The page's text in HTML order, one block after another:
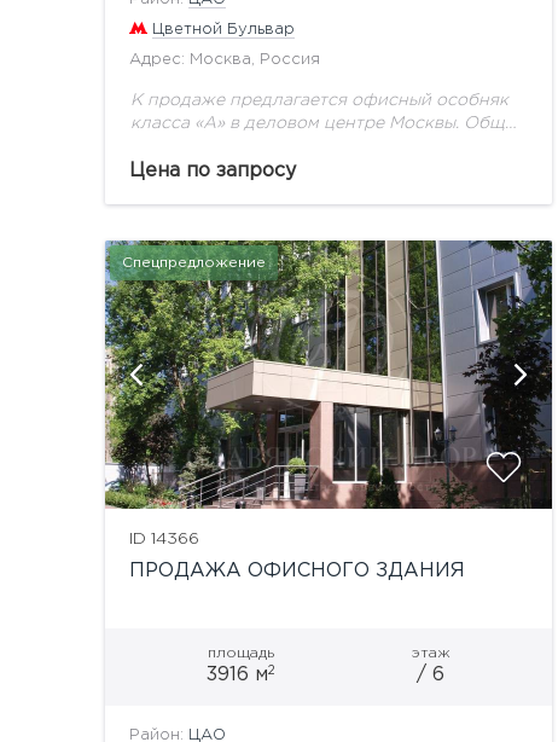
Цветной Бульвар
Адрес: Москва, Россия
К продаже предлагается офисный особняк
класса «А» в деловом центре Москвы. Общая
площадь составляет 3 189,4 кв.м. и включает
Цена по запросу
Спецпредложение
ID 14366
ПРОДАЖА ОФИСНОГО ЗДАНИЯ
площадь
3916 м2
этаж
/ 6
Район: ЦАО
показать ещё 12 фотографий